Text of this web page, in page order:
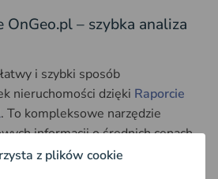
OnGeo.pl – szybka analiza
i szybki sposób
nieruchomości dzięki Raporcie
. To kompleksowe narzędzie
informacji o średnich cenach
promieniu 5 km od wybranej
z plików cookie